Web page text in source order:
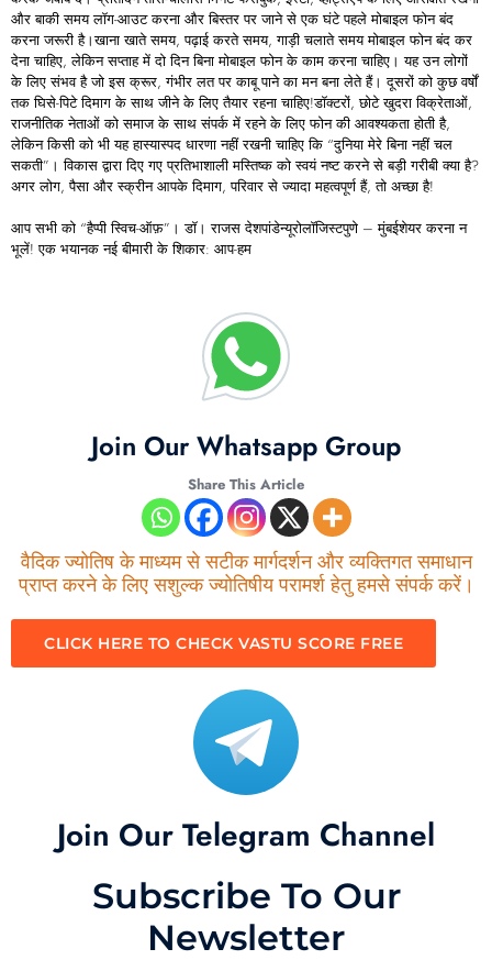
और बाकी समय लॉग-आउट करना और बिस्तर पर जाने से एक घंटे पहले मोबाइल फोन बंद
करना जरूरी है।खाना खाते समय, पढ़ाई करते समय, गाड़ी चलाते समय मोबाइल फोन बंद कर
देना चाहिए, लेकिन सप्ताह में दो दिन बिना मोबाइल फोन के काम करना चाहिए। यह उन लोगों
के लिए संभव है जो इस क्रूर, गंभीर लत पर काबू पाने का मन बना लेते हैं। दूसरों को कुछ वर्षों
तक घिसे-पिटे दिमाग के साथ जीने के लिए तैयार रहना चाहिए!डॉक्टरों, छोटे खुदरा विक्रेताओं,
राजनीतिक नेताओं को समाज के साथ संपर्क में रहने के लिए फोन की आवश्यकता होती है,
लेकिन किसी को भी यह हास्यास्पद धारणा नहीं रखनी चाहिए कि “दुनिया मेरे बिना नहीं चल
सकती”। विकास द्वारा दिए गए प्रतिभाशाली मस्तिष्क को स्वयं नष्ट करने से बड़ी गरीबी क्या है?
अगर लोग, पैसा और स्क्रीन आपके दिमाग, परिवार से ज्यादा महत्वपूर्ण हैं, तो अच्छा है!
आप सभी को “हैप्पी स्विच-ऑफ़”। डॉ। राजस देशपांडेन्यूरोलॉजिस्टपुणे – मुंबईशेयर करना न
भूलें! एक भयानक नई बीमारी के शिकार: आप-हम
Join Our Whatsapp Group
Share This Article
वैदिक ज्योतिष के माध्यम से सटीक मार्गदर्शन और व्यक्तिगत समाधान
प्राप्त करने के लिए सशुल्क ज्योतिषीय परामर्श हेतु हमसे संपर्क करें।
CLICK HERE TO CHECK VASTU SCORE FREE
Join Our Telegram Channel
Subscribe To Our
Newsletter